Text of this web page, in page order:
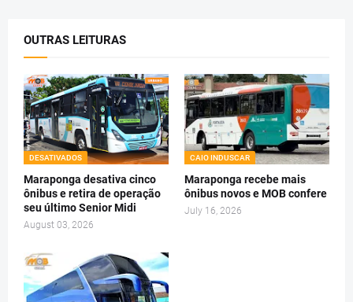
OUTRAS LEITURAS
DESATIVADOS
Maraponga desativa cinco
ônibus e retira de operação
seu último Senior Midi
August 03, 2026
CAIO INDUSCAR
Maraponga recebe mais
ônibus novos e MOB confere
July 16, 2026